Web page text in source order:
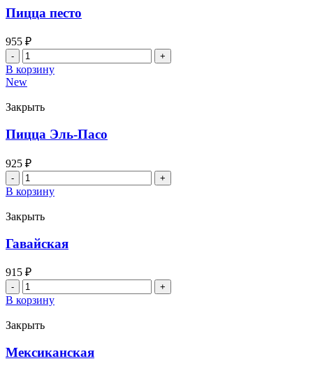
Пицца песто
955 ₽
Количество
товара
Пицца
В корзину
New
Закрыть
Пицца Эль-Пасо
925 ₽
Количество
товара
Пицца
Эль-
Пасо
В корзину
Закрыть
Гавайская
915 ₽
Количество
товара
Гавайская
В корзину
Закрыть
Мексиканская